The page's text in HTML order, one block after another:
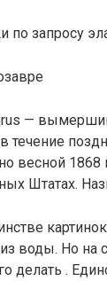
—
течение
весной
Штатах.
воды. Но на
делать .